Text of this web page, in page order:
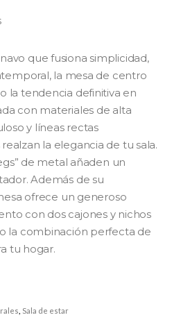
que fusiona simplicidad,
la mesa de centro
la tendencia definitiva en
con materiales de alta
y líneas rectas
la elegancia de tu sala.
de metal añaden un
Además de su
ofrece un generoso
con dos cajones y nichos
la combinación perfecta de
tu hogar.
Sala de estar